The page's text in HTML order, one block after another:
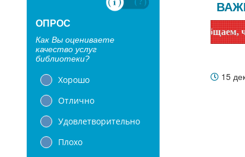
ОПРОС
Как Вы оцениваете
качество услуг
библиотеки?
Хорошо
Отлично
Удовлетворительно
Плохо
Уважаемые читатели! Сообщаем, что
15